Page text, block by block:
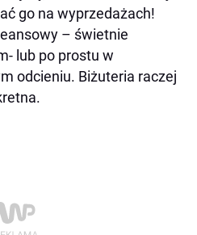
go na wyprzedażach!
– świetnie
lub po prostu w
odcieniu. Biżuteria raczej